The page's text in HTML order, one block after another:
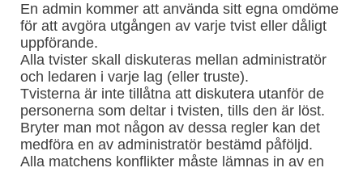
En admin kommer att använda sitt egna omdöme
för att avgöra utgången av varje tvist eller dåligt
uppförande.
Alla tvister skall diskuteras mellan administratör
och ledaren i varje lag (eller truste).
Tvisterna är inte tillåtna att diskutera utanför de
personerna som deltar i tvisten, tills den är löst.
Bryter man mot någon av dessa regler kan det
medföra en av administratör bestämd påföljd.
Alla matchens konflikter måste lämnas in av en